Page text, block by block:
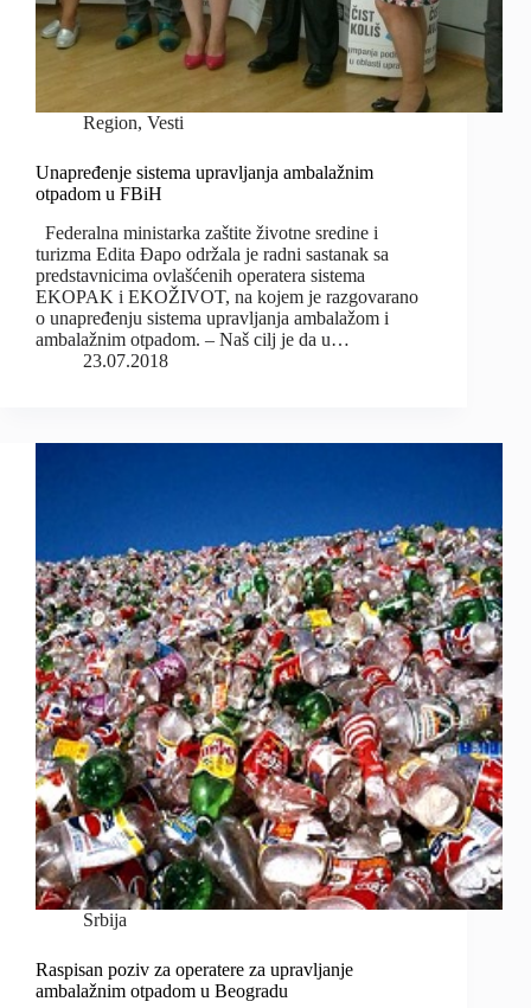
Region, Vesti
Unapređenje sistema upravljanja ambalažnim
otpadom u FBiH
Federalna ministarka zaštite životne sredine i
turizma Edita Đapo održala je radni sastanak sa
predstavnicima ovlašćenih operatera sistema
EKOPAK i EKOŽIVOT, na kojem je razgovarano
o unapređenju sistema upravljanja ambalažom i
ambalažnim otpadom. – Naš cilj je da u…
23.07.2018
Srbija
Raspisan poziv za operatere za upravljanje
ambalažnim otpadom u Beogradu